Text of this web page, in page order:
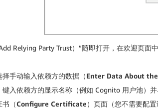
Relying Party Trust）”随即打开，在欢迎页面
择手动输入依赖方的数据（Enter Data About
键入依赖方的显示名称（例如 Cognito 用户池）
书（Configure Certificate） 页面（您不需要配置